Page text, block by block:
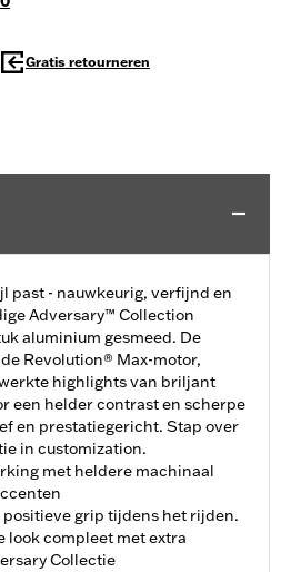
Gratis retourneren
past - nauwkeurig, verfijnd en
Adversary™ Collection
aluminium gesmeed. De
Revolution® Max-motor,
highlights van briljant
een helder contrast en scherpe
en prestatiegericht. Stap over
in customization.
met heldere machinaal
positieve grip tijdens het rijden.
look compleet met extra
Collectie